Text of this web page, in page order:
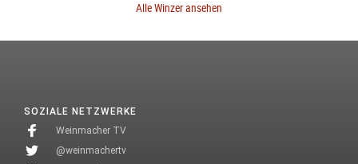
Alle Winzer ansehen
SOZIALE NETZWERKE
Weinmacher TV
@weinmachertv